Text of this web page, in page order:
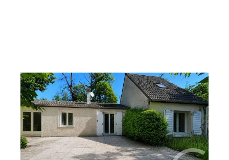
VILLERS SUR COUDUN 60
122,11 m2, 4 pièces
Ref : 17993
Maison à vendre
243 000 €
Visiter le site dédié